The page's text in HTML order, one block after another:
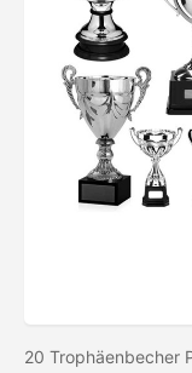
20 Trophäenbecher